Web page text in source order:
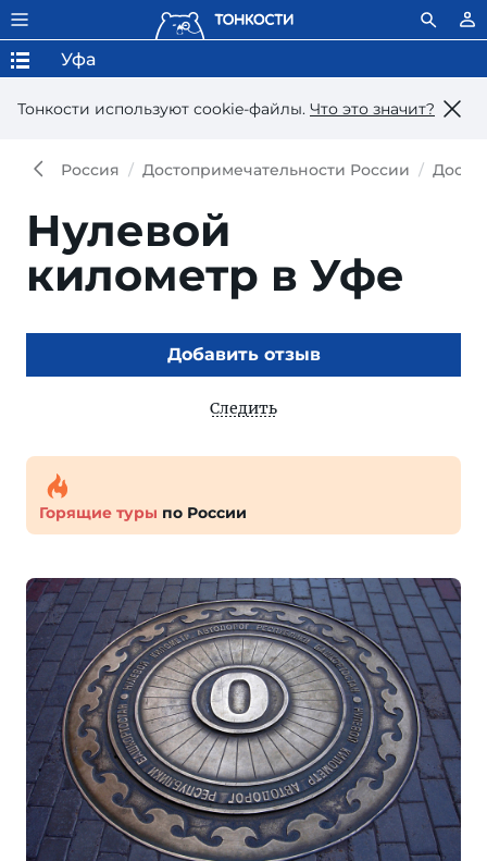
Тонкости используют сookie-файлы. Что это значит?
Уфа
Россия Достопримечательности России
Нулевой
километр в Уфе
Добавить отзыв
Следить
Горящие туры по России